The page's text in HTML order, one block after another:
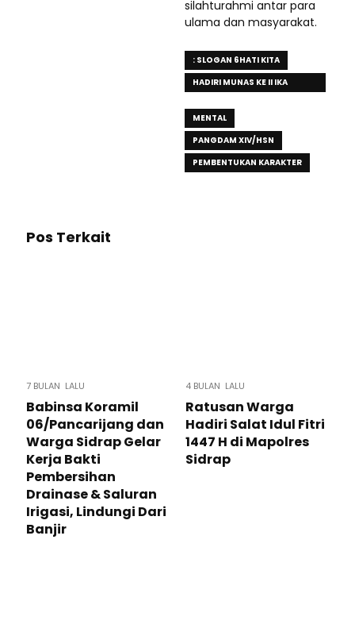
silahturahmi antar para
ulama dan masyarakat.
: SLOGAN 6HATI KITA
HADIRI MUNAS KE II IKA
MENTAL
PANGDAM XIV/HSN
PEMBENTUKAN KARAKTER
Pos Terkait
7 BULAN LALU
Babinsa Koramil
06/Pancarijang dan
Warga Sidrap Gelar
Kerja Bakti
Pembersihan
Drainase & Saluran
Irigasi, Lindungi Dari
Banjir
4 BULAN LALU
Ratusan Warga
Hadiri Salat Idul Fitri
1447 H di Mapolres
Sidrap